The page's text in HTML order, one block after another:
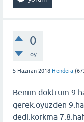
0
oy
5 Haziran 2018 Hendera (
Benim doktrum
gerek.oyuzden
dedi.korkma